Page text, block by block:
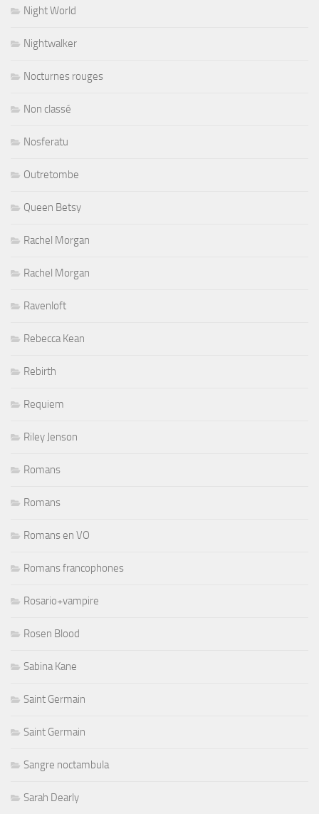
Night World
Nightwalker
Nocturnes rouges
Non classé
Nosferatu
Outretombe
Queen Betsy
Rachel Morgan
Rachel Morgan
Ravenloft
Rebecca Kean
Rebirth
Requiem
Riley Jenson
Romans
Romans
Romans en VO
Romans francophones
Rosario+vampire
Rosen Blood
Sabina Kane
Saint Germain
Saint Germain
Sangre noctambula
Sarah Dearly